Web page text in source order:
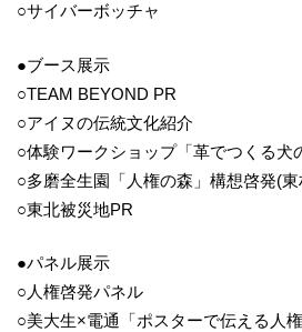
○サイバーボッチャ
●ブース展示
○TEAM BEYOND PR
○アイヌの伝統文化紹介
○体験ワークショップ「革でつくる犬
○多磨全生園「人権の森」構想啓発(東
○東北被災地PR
●パネル展示
○人権啓発パネル
○美大生×電通「ポスターで伝える人権